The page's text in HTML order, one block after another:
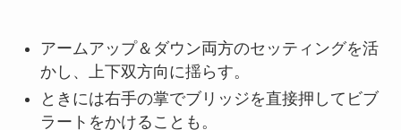
アームアップ＆ダウン両方のセッティングを活
かし、上下双方向に揺らす。
ときには右手の掌でブリッジを直接押してビブ
ラートをかけることも。